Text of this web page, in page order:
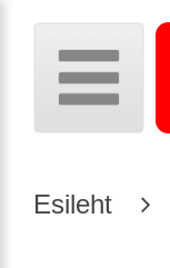
Esileht